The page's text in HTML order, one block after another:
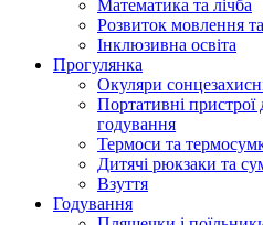
Математика та лічба
Розвиток мовлення
Інклюзивна освіта
Прогулянка
Окуляри
Портативні пристрої
годування
Термоси та
Дитячі рюкзаки та
Взуття
Годування